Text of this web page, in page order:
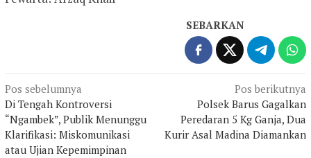
SEBARKAN
Navigasi
pos
Pos sebelumnya
Di Tengah Kontroversi
“Ngambek”, Publik Menunggu
Klarifikasi: Miskomunikasi
atau Ujian Kepemimpinan
Pos berikutnya
Polsek Barus Gagalkan
Peredaran 5 Kg Ganja, Dua
Kurir Asal Madina Diamankan